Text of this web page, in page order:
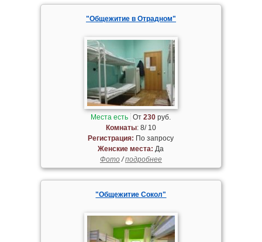
"Общежитие в Отрадном"
Места есть От230 руб.
Комнаты: 8/ 10
Регистрация: По запросу
Женские места: Да
Фото/подробнее
"Общежитие Сокол"